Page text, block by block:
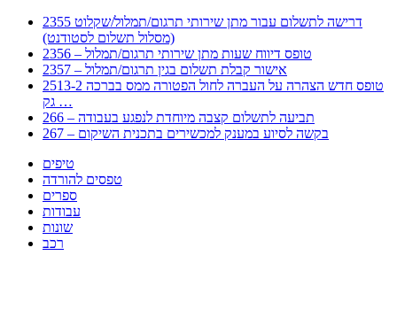
2355 דרישה לתשלום עבור מתן שירותי תרגום/תמלול/שקלוט
(מסלול תשלום לסטודנט)
2356 – טופס דיווח שעות מתן שירותי תרגום/תמלול
2357 – אישור קבלת תשלום בגין תרגום/תמלול
2513-2 טופס חדש הצהרה על העברה לחול הפטורה ממס בברכה
גק …
266 – תביעה לתשלום קצבה מיוחדת לנפגע בעבודה
267 – בקשה לסיוע במענק למכשירים בתכנית השיקום
טיפים
טפסים להורדה
ספרים
עבודות
שונות
רכב